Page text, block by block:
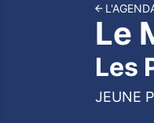
Le
Les
JEUNE